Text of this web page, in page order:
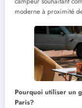
moderne à proximité
Pourquoi utiliser un
Paris?